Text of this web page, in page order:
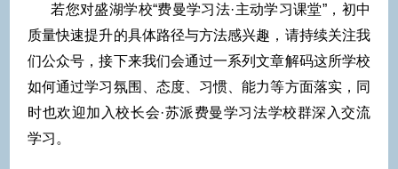
若您对盛湖学校“费曼学习法·主动学习课堂”，初中
质量快速提升的具体路径与方法感兴趣，请持续关注我
们公众号，接下来我们会通过一系列文章解码这所学校
如何通过学习氛围、态度、习惯、能力等方面落实，同
时也欢迎加入校长会·苏派费曼学习法学校群深入交流
学习。